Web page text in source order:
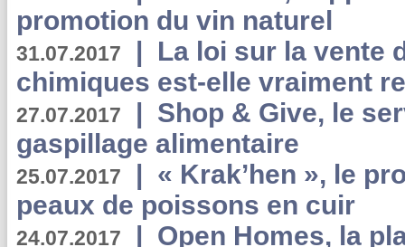
promotion du vin naturel
31.07.2017 | La loi sur la vente
chimiques est-elle vraiment
27.07.2017 | Shop & Give, le
gaspillage alimentaire
25.07.2017 | « Krak’hen », le
peaux de poissons en cuir
24.07.2017 | Open Homes, la